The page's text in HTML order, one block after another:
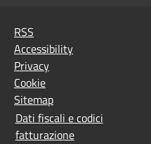
RSS
Accessibility
Privacy
Cookie
Sitemap
Dati fiscali e codici
fatturazione